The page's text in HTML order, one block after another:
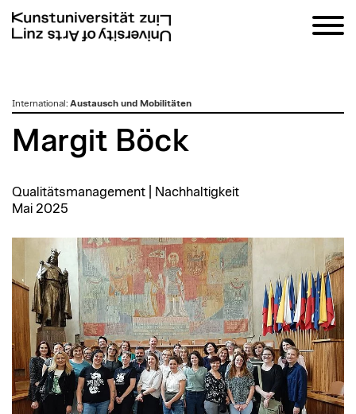
zumInternational: Austausch und Mobilitäten
Margit Böck
Qualitätsmanagement | Nachhaltigkeit
Mai 2025